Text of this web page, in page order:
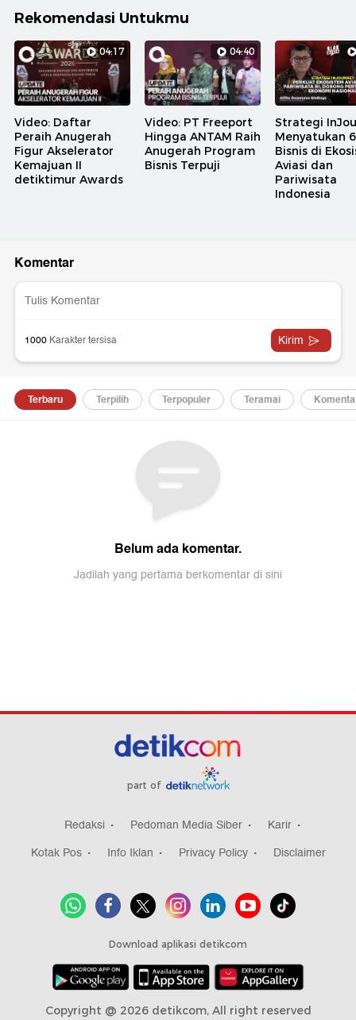
Rekomendasi Untukmu
04:17
Video: Daftar
Peraih Anugerah
Figur Akselerator
Kemajuan II
detiktimur Awards
04:40
Video: PT Freeport
Hingga ANTAM Raih
Anugerah Program
Bisnis Terpuji
Strategi
Menyatukan
Bisnis di
Aviasi dan
Pariwisata
Indonesia
part of
Redaksi Pedoman Media Siber
Karir
Kotak Pos
Info Iklan Privacy Policy Disclaimer
Download aplikasi detikcom
Copyright @ 2026 detikcom, All right reserved